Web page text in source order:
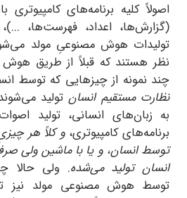
اصولاً کلیه برنامه‌های کامپیوتری
(گزارش‌ها، اعداد، فهرست‌ها،
تولیدات هوش مصنوعیِ مولد
نظر هستند که قبلاً از طریق هوش
چند نمونه از چیزهایی که توسط
نظارت مستقیم انسانتولید
به زبان‌های انسانی، تولید
برنامه‌های کامپیوتری،و کلاً هر
توسط انسان، و یا با ماشین ولی
انسان تولید می‌شده. ولی حالا
توسط هوش مصنوعی مولد نیز